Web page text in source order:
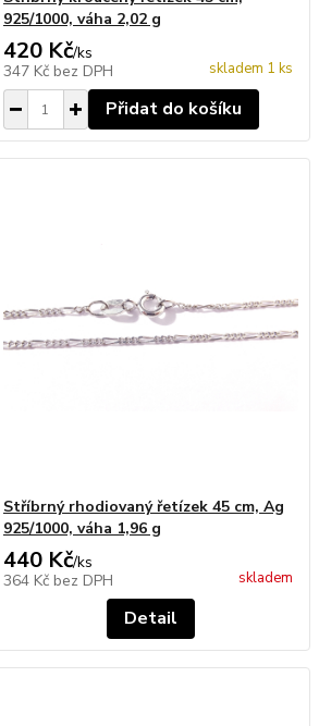
925/1000, váha 2,02 g
420 Kč/ks
347 Kč bez DPH skladem 1 ks
Přidat do košíku
Stříbrný rhodiovaný řetízek 45 cm, Ag
925/1000, váha 1,96 g
440 Kč/ks
364 Kč bez DPH skladem
Detail